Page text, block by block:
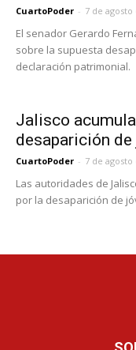
CuartoPoder - 7 de agosto
El senador Gerardo
sobre la supuesta
declaración patrimonial.
Jalisco
desaparición de
CuartoPoder - 7 de agosto
Las autoridades de
por la desaparición de